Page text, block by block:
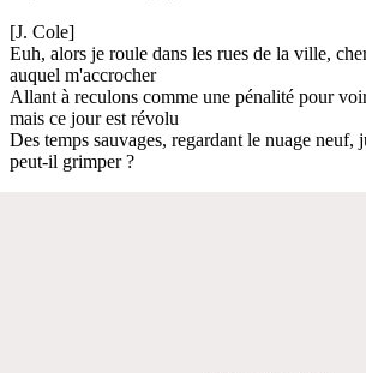
[J. Cole]
Euh, alors je roule dans les rues de la ville,
auquel m'accrocher
Allant à reculons comme une pénalité pour
mais ce jour est révolu
Des temps sauvages, regardant le nuage neuf,
peut-il grimper ?